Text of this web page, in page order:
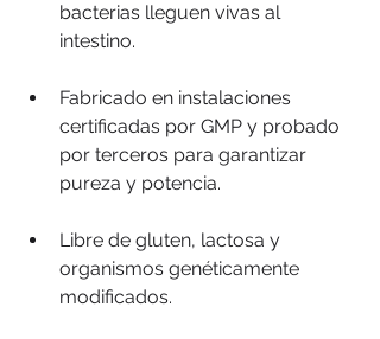
bacterias lleguen vivas al
intestino.
Fabricado en instalaciones
certificadas por GMP y probado
por terceros para garantizar
pureza y potencia.
Libre de gluten, lactosa y
organismos genéticamente
modificados.